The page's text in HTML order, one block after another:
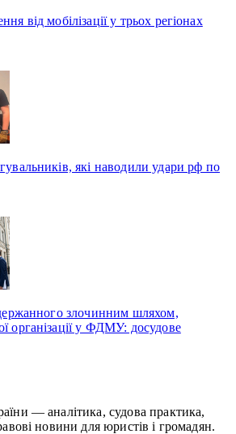
від мобілізації у трьох регіонах
які наводили удари рф по
злочинним шляхом,
організації у ФДМУ: досудове
— аналітика, судова практика,
новини для юристів і громадян.